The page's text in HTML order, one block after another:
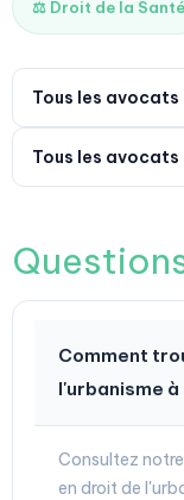
⚖️ Droit de la Santé
Tous les
Tous les
Comment
l'urbanisme à
Consultez
en droit de